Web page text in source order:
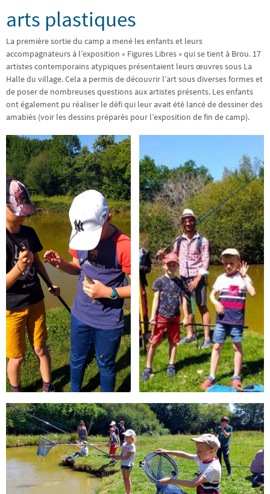
arts plastiques
La première sortie du camp a mené les enfants et leurs
accompagnateurs à l’exposition « Figures Libres » qui se tient à Brou. 17
artistes contemporains atypiques présentaient leurs œuvres sous La
Halle du village. Cela a permis de découvrir l’art sous diverses formes et
de poser de nombreuses questions aux artistes présents. Les enfants
ont également pu réaliser le défi qui leur avait été lancé de dessiner des
amabiés (voir les dessins préparés pour l’exposition de fin de camp).